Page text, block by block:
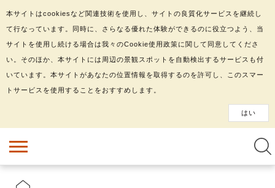
本サイトはcookiesなど関連技術を使用し、サイトの良質化サービスを継続し
て行なっています。同時に、さらなる優れた体験ができるのに役立つよう、当
サイトを使用し続ける場合は我々のCookie使用政策に関して同意してくださ
い。そのほか、本サイトには周辺の景観スポットを自動検出するサービスも付
いています。本サイトがあなたの位置情報を取得するのを許可し、このスマー
トサービスを使用することをおすすめします。
はい